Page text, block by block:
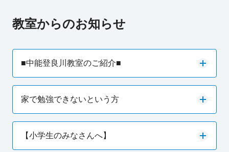
教室からのお知らせ
■中能登良川教室のご紹介■
家で勉強できないという方
【小学生のみなさんへ】